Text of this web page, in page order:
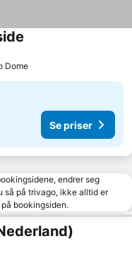
Dome
Se priser
endrer seg
så på trivago, ikke alltid er
bookingsiden.